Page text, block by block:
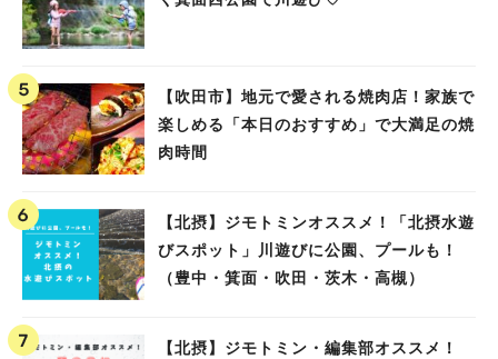
【吹田市】地元で愛される焼肉店！家族で
楽しめる「本日のおすすめ」で大満足の焼
肉時間
【北摂】ジモトミンオススメ！「北摂水遊
びスポット」川遊びに公園、プールも！
（豊中・箕面・吹田・茨木・高槻）
【北摂】ジモトミン・編集部オススメ！